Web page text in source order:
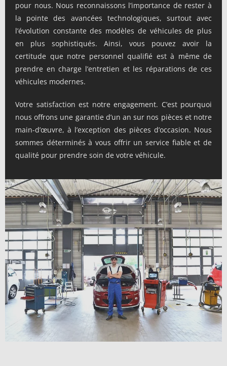
pour nous. Nous reconnaissons l’importance de rester à
la pointe des avancées technologiques, surtout avec
l’évolution constante des modèles de véhicules de plus
en plus sophistiqués. Ainsi, vous pouvez avoir la
certitude que notre personnel qualifié est à même de
prendre en charge l’entretien et les réparations de ces
véhicules modernes.
Votre satisfaction est notre engagement. C’est pourquoi
nous offrons une garantie d’un an sur nos pièces et notre
main-d’œuvre, à l’exception des pièces d’occasion. Nous
sommes déterminés à vous offrir un service fiable et de
qualité pour prendre soin de votre véhicule.